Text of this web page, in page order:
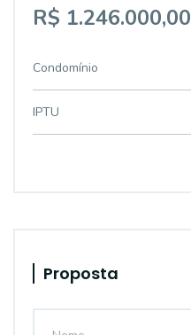
R$ 1.246.000,00
Condomínio
IPTU
Proposta